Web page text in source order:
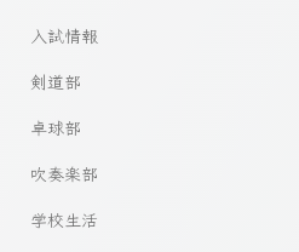
入試情報
剣道部
卓球部
吹奏楽部
学校生活